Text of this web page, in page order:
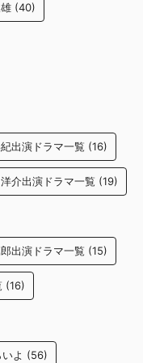
(40)
出演ドラマ一覧 (16)
介出演ドラマ一覧 (19)
出演ドラマ一覧 (15)
(16)
よ (56)